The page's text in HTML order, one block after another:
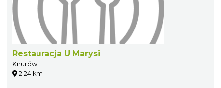
Restauracja U Marysi
Knurów
2.24 km